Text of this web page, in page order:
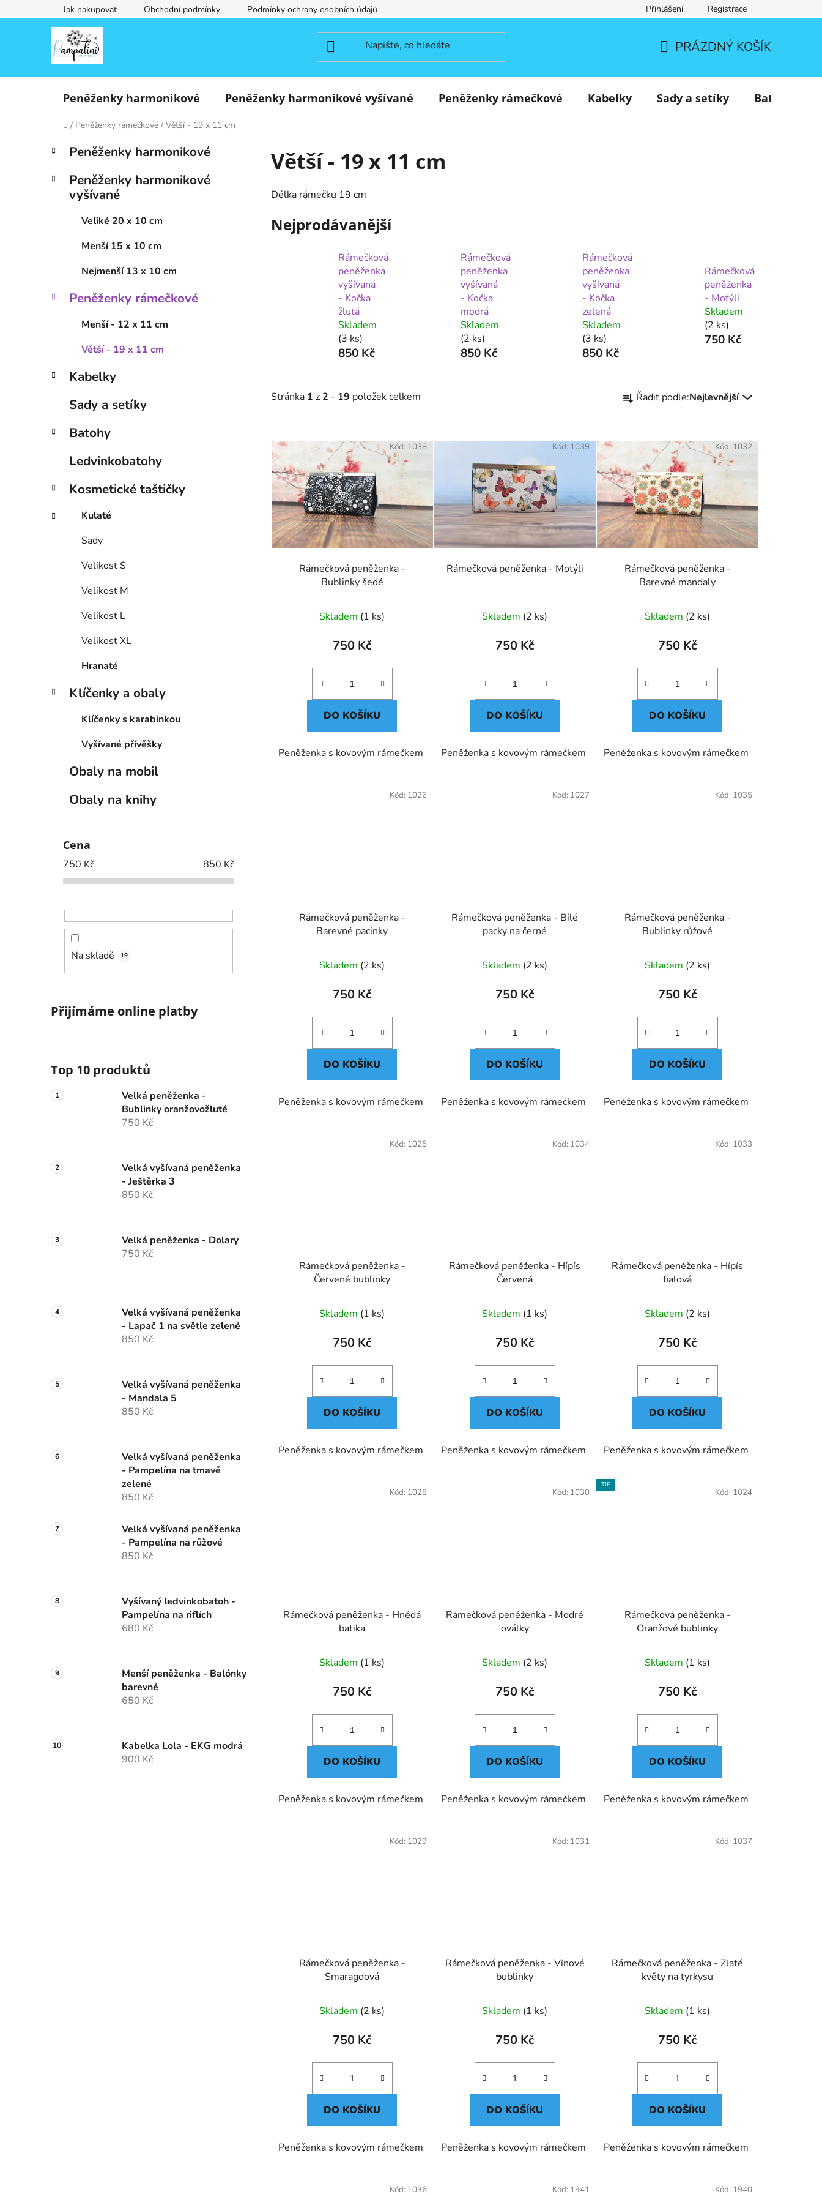
na
Jak nakupovat Obchodní podmínky Podmínky ochrany osobních údajů Přihlášení Registrace
KOŠÍK
PRÁZDNÝ KOŠÍK
Peněženky harmonikové Peněženky harmonikové vyšívané Peněženky rámečkové Kabelky Sady a setíky Batohy
Domů
/ Peněženky rámečkové / Větší - 19 x 11 cm
P
s
a
Přeskočit
kategorie
K
a
e
Peněženky harmonikové
Peněženky harmonikové
vyšívané
Veliké 20 x 10 cm
Menší 15 x 10 cm
Nejmenší 13 x 10 cm
Peněženky rámečkové
Menší - 12 x 11 cm
Větší - 19 x 11 cm
Kabelky
Sady a setíky
Batohy
Ledvinkobatohy
Kosmetické taštičky
Kulaté
Sady
Velikost S
Velikost M
Velikost L
Velikost XL
Hranaté
Klíčenky a obaly
Klíčenky s karabinkou
Vyšívané přívěšky
Obaly na mobil
Obaly na knihy
Cena
750 Kč 850 Kč
Na skladě 19
Přijímáme online platby
Top 10 produktů
Velká peněženka -
Bublinky oranžovožluté
750 Kč
Velká vyšívaná peněženka
- Ještěrka 3
850 Kč
Velká peněženka - Dolary
750 Kč
Velká vyšívaná peněženka
- Lapač 1 na světle zelené
850 Kč
Velká vyšívaná peněženka
- Mandala 5
850 Kč
Velká vyšívaná peněženka
- Pampelína na tmavě
zelené
850 Kč
Velká vyšívaná peněženka
- Pampelína na růžové
850 Kč
Vyšívaný ledvinkobatoh -
Pampelína na riflích
680 Kč
Menší peněženka - Balónky
barevné
650 Kč
Kabelka Lola - EKG modrá
900 Kč
Větší - 19 x 11 cm
Délka rámečku 19 cm
Nejprodávanější
Rámečková
peněženka
vyšívaná
- Kočka
žlutá
Skladem
(3 ks)
850 Kč
Rámečková
peněženka
vyšívaná
- Kočka
modrá
Skladem
(2 ks)
850 Kč
Rámečková
peněženka
vyšívaná
- Kočka
zelená
Skladem
(3 ks)
850 Kč
Rámečková
peněženka
- Motýli
Skladem
(2 ks)
750 Kč
Stránka 1 z 2 - 19 položek celkem a
e
í
p
r
o
d
u
k
t
Řadit podle:Nejlevnější
ý
p
i
s
p
r
o
Rámečková peněženka -
Bublinky šedé
Skladem (1 ks)
750 Kč
DO KOŠÍKU
Peněženka s kovovým rámečkem
Kód: 1038
Rámečková peněženka - Motýli
Skladem (2 ks)
750 Kč
DO KOŠÍKU
Peněženka s kovovým rámečkem
Kód: 1039
Rámečková peněženka -
Barevné mandaly
Skladem (2 ks)
750 Kč
DO KOŠÍKU
Peněženka s kovovým rámečkem
Kód: 1032
Rámečková peněženka -
Barevné pacinky
Skladem (2 ks)
750 Kč
DO KOŠÍKU
Peněženka s kovovým rámečkem
Kód: 1026
Rámečková peněženka - Bílé
packy na černé
Skladem (2 ks)
750 Kč
DO KOŠÍKU
Peněženka s kovovým rámečkem
Kód: 1027
Rámečková peněženka -
Bublinky růžové
Skladem (2 ks)
750 Kč
DO KOŠÍKU
Peněženka s kovovým rámečkem
Kód: 1035
Rámečková peněženka -
Červené bublinky
Skladem (1 ks)
750 Kč
DO KOŠÍKU
Peněženka s kovovým rámečkem
Kód: 1025
Rámečková peněženka - Hípís
Červená
Skladem (1 ks)
750 Kč
DO KOŠÍKU
Peněženka s kovovým rámečkem
Kód: 1034
Rámečková peněženka - Hípís
fialová
Skladem (2 ks)
750 Kč
DO KOŠÍKU
Peněženka s kovovým rámečkem
Kód: 1033
Rámečková peněženka - Hnědá
batika
Skladem (1 ks)
750 Kč
DO KOŠÍKU
Peněženka s kovovým rámečkem
Kód: 1028
Rámečková peněženka - Modré
oválky
Skladem (2 ks)
750 Kč
DO KOŠÍKU
Peněženka s kovovým rámečkem
Kód: 1030
TIP
Rámečková peněženka -
Oranžové bublinky
Skladem (1 ks)
750 Kč
DO KOŠÍKU
Peněženka s kovovým rámečkem
Kód: 1024
Rámečková peněženka -
Smaragdová
Skladem (2 ks)
750 Kč
DO KOŠÍKU
Peněženka s kovovým rámečkem
Kód: 1029
Rámečková peněženka - Vínové
bublinky
Skladem (1 ks)
750 Kč
DO KOŠÍKU
Peněženka s kovovým rámečkem
Kód: 1031
Rámečková peněženka - Zlaté
květy na tyrkysu
Skladem (1 ks)
750 Kč
DO KOŠÍKU
Peněženka s kovovým rámečkem
Kód: 1037
Kód: 1036 Kód: 1941 Kód: 1940